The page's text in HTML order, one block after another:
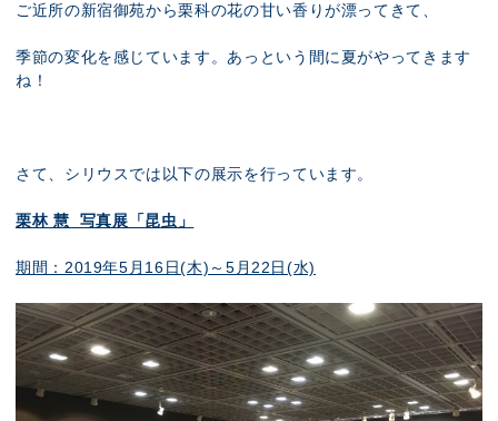
ご近所の新宿御苑から栗科の花の甘い香りが漂ってきて、
季節の変化を感じています。あっという間に夏がやってきます
ね！
さて、シリウスでは以下の展示を行っています。
栗林 慧 写真展「昆虫」
期間：2019年5月16日(木)～5月22日(水)